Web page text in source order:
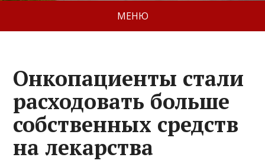
МЕНЮ
Онкопациенты стали
расходовать больше
собственных средств
на лекарства